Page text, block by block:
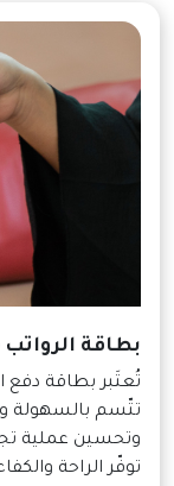
بطاقة الرواتب
تُعتَبر بطاقة دفع
تتّسم بالسهولة
وتحسين عملية
توفّر الراحة